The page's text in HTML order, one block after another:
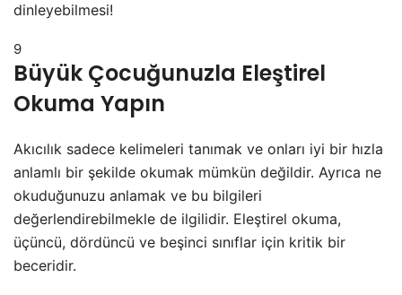
dinleyebilmesi!
9
Büyük Çocuğunuzla Eleştirel
Okuma Yapın
Akıcılık sadece kelimeleri tanımak ve onları iyi bir hızla
anlamlı bir şekilde okumak mümkün değildir. Ayrıca ne
okuduğunuzu anlamak ve bu bilgileri
değerlendirebilmekle de ilgilidir. Eleştirel okuma,
üçüncü, dördüncü ve beşinci sınıflar için kritik bir
beceridir.